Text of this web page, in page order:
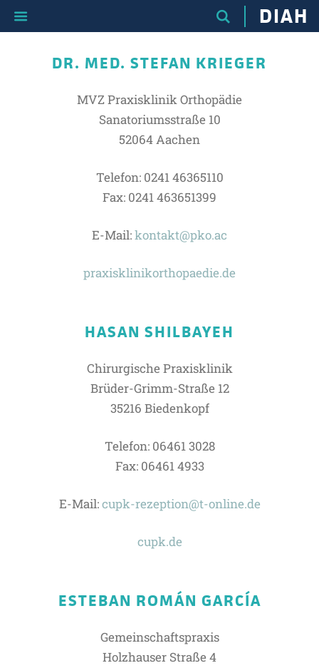
DIAH
DR. MED. STEFAN KRIEGER
MVZ Praxisklinik Orthopädie
Sanatoriumsstraße 10
52064 Aachen
Telefon: 0241 46365110
Fax: 0241 463651399
E-Mail:kontakt@pko.ac
praxisklinikorthopaedie.de
HASAN SHILBAYEH
Chirurgische Praxisklinik
Brüder-Grimm-Straße 12
35216 Biedenkopf
Telefon: 06461 3028
Fax: 06461 4933
E-Mail:cupk-rezeption@t-online.de
cupk.de
ESTEBAN ROMÁN GARCÍA
Gemeinschaftspraxis
Holzhauser Straße 4